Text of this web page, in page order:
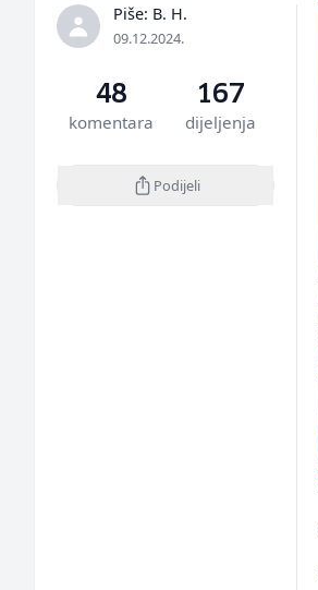
Piše: B. H.
09.12.2024.
48
komentara
167
dijeljenja
Podijeli